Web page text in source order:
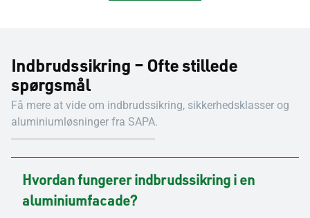
Indbrudssikring – Ofte stillede
spørgsmål
Få mere at vide om indbrudssikring, sikkerhedsklasser og
aluminiumløsninger fra SAPA.
Hvordan fungerer indbrudssikring i en
aluminiumfacade?